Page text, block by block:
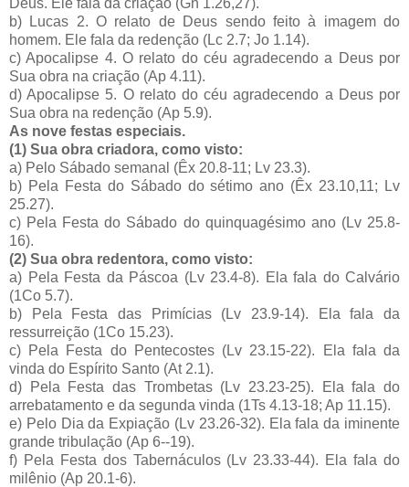
Deus. Ele fala da criação (Gn 1.26,27).
b) Lucas 2. O relato de Deus sendo feito à imagem do
homem. Ele fala da redenção (Lc 2.7; Jo 1.14).
c) Apocalipse 4. O relato do céu agradecendo a Deus por
Sua obra na criação (Ap 4.11).
d) Apocalipse 5. O relato do céu agradecendo a Deus por
Sua obra na redenção (Ap 5.9).
As nove festas especiais.
(1) Sua obra criadora, como visto:
a) Pelo Sábado semanal (Êx 20.8-11; Lv 23.3).
b) Pela Festa do Sábado do sétimo ano (Êx 23.10,11; Lv
25.27).
c) Pela Festa do Sábado do quinquagésimo ano (Lv 25.8-
16).
(2) Sua obra redentora, como visto:
a) Pela Festa da Páscoa (Lv 23.4-8). Ela fala do Calvário
(1Co 5.7).
b) Pela Festa das Primícias (Lv 23.9-14). Ela fala da
ressurreição (1Co 15.23).
c) Pela Festa do Pentecostes (Lv 23.15-22). Ela fala da
vinda do Espírito Santo (At 2.1).
d) Pela Festa das Trombetas (Lv 23.23-25). Ela fala do
arrebatamento e da segunda vinda (1Ts 4.13-18; Ap 11.15).
e) Pelo Dia da Expiação (Lv 23.26-32). Ela fala da iminente
grande tribulação (Ap 6--19).
f) Pela Festa dos Tabernáculos (Lv 23.33-44). Ela fala do
milênio (Ap 20.1-6).